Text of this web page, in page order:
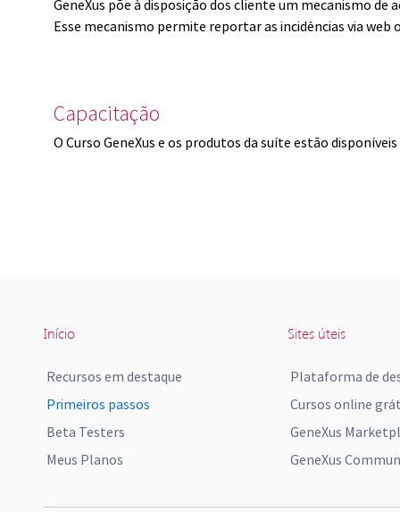
GeneXus põe à disposição dos cliente um mecanismo de
Esse mecanismo permite reportar as incidências via
Capacitação
O Curso GeneXus e os produtos da suíte estão
Início
Recursos em destaque
Primeiros passos
Beta Testers
Meus Planos
Sites úteis
Plataforma de
Cursos online
GeneXus
GeneXus